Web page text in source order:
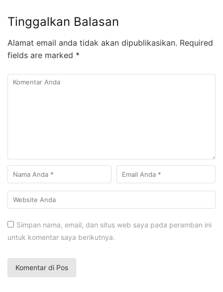
Tinggalkan Balasan
Alamat email anda tidak akan dipublikasikan. Required
fields are marked *
Simpan nama, email, dan situs web saya pada peramban ini
untuk komentar saya berikutnya.